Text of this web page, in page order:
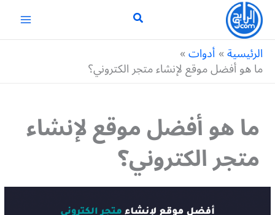
تخطي
المحتوى
الرئيسية أدوات
ما هو أفضل موقع لإنشاء متجر الكتروني؟
ما هو أفضل موقع لإنشاء
متجر الكتروني؟